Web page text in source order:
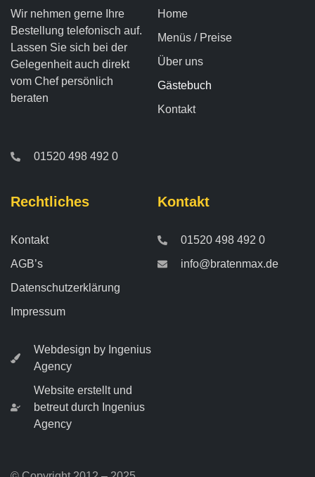
Wir nehmen gerne Ihre
Bestellung telefonisch auf.
Lassen Sie sich bei der
Gelegenheit auch direkt
vom Chef persönlich
beraten
01520 498 492 0
Home
Menüs / Preise
Über uns
Gästebuch
Kontakt
Rechtliches
Kontakt
AGB’s
Datenschutzerklärung
Impressum
Webdesign by Ingenius
Agency
Website erstellt und
betreut durch Ingenius
Agency
Kontakt
01520 498 492 0
info@bratenmax.de